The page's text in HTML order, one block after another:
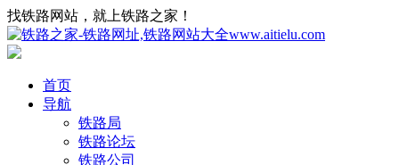
找铁路网站，就上铁路之家！
首页
导航
铁路局
铁路论坛
铁路公司